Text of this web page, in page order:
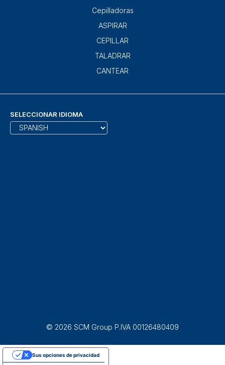
Cepilladoras
ASPIRAR
CEPILLAR
TALADRAR
CANTEAR
SELECCIONAR IDIOMA
© 2026 SCM Group P.IVA 00126480409
Sus opciones de privacidad